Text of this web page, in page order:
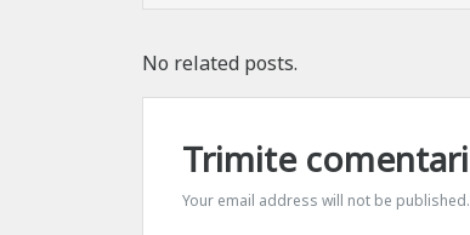
No related posts.
Trimite
Your email address will not be published.